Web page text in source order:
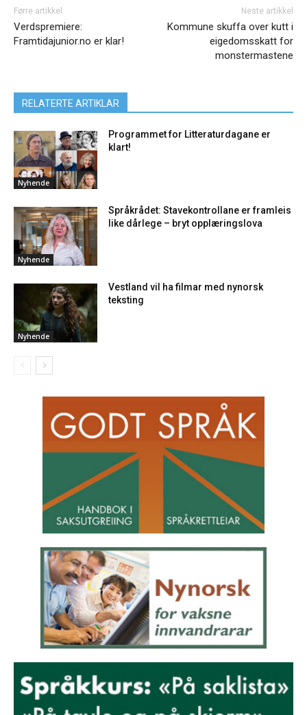
Førre artikkel
Verdspremiere:
Framtidajunior.no er klar!
Neste artikkel
Kommune skuffa over kutt i
eigedomsskatt for
monstermastene
RELATERTE ARTIKLAR
Nyhende
Programmet for Litteraturdagane er
klart!
Nyhende
Språkrådet: Stavekontrollane er framleis
like dårlege – bryt opplæringslova
Nyhende
Vestland vil ha filmar med nynorsk
teksting